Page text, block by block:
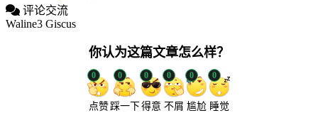
评论交流
Waline3 Giscus
你认为这篇文章怎么样？
0
点赞
0
踩一下
0
得意
0
不屑
0
尴尬
0
睡觉